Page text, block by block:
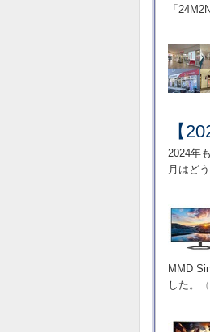
「
【
2024年
月はど
MMD
した。